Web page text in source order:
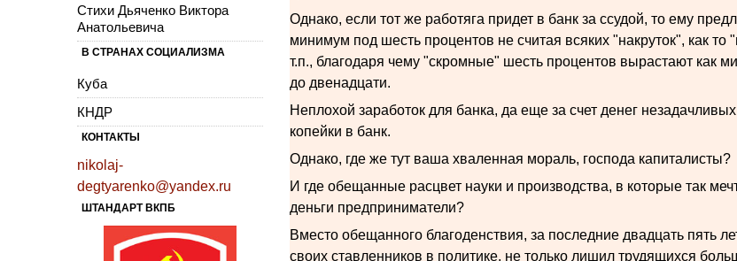
Однако, если тот же работяга придет в банк за ссудой, то ему
минимум под шесть процентов не считая всяких "накруток", как то
т.п., благодаря чему "скромные" шесть процентов вырастают как
до двенадцати.
Неплохой заработок для банка, да еще за счет денег
копейки в банк.
Однако, где же тут ваша хваленная мораль, господа капиталисты?
И где обещанные расцвет науки и производства, в которые так
деньги предприниматели?
Вместо обещанного благоденствия, за последние двадцать пять
своих ставленников в политике, не только лишил трудящихся
Стихи Дьяченко Виктора
Анатольевича
В СТРАНАХ СОЦИАЛИЗМА
Куба
КНДР
КОНТАКТЫ
nikolaj-
degtyarenko@yandex.ru
ШТАНДАРТ ВКПБ